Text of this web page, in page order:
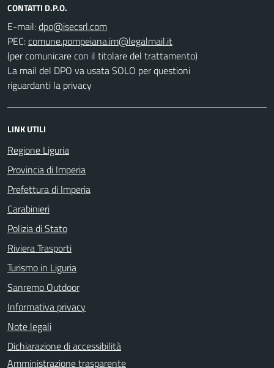
CONTATTI D.P.O.
E-mail:
PEC:
(per comunicare con il titolare del trattamento)
La mail del DPO va usata SOLO per questioni
riguardanti la privacy
LINK UTILI
Regione Liguria
Provincia di Imperia
Prefettura di Imperia
Carabinieri
Polizia di Stato
Riviera Trasporti
Turismo in Liguria
Sanremo Outdoor
Informativa privacy
Note legali
Dichiarazione di accessibilità
Amministrazione trasparente